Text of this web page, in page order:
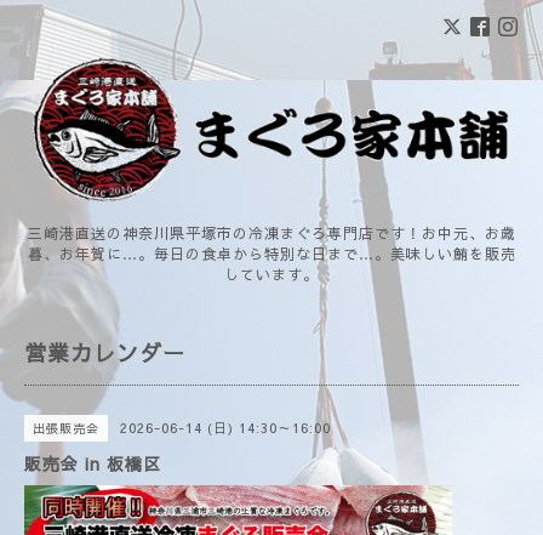
三崎港直送の神奈川県平塚市の冷凍まぐろ専門店です！お中元、お歳
暮、お年賀に…。毎日の食卓から特別な日まで…。美味しい鮪を販売
しています。
営業カレンダー
出張販売会 2026-06-14 (日) 14:30～16:00
販売会 in 板橋区